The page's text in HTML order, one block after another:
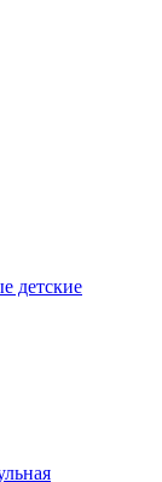
детские